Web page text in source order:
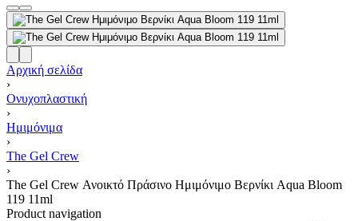
Αρχική σελίδα
›
Ονυχοπλαστική
›
Ημιμόνιμα
›
The Gel Crew
›
The Gel Crew Ανοικτό Πράσινο Ημιμόνιμο Βερνίκι Aqua Bloom
119 11ml
Product navigation